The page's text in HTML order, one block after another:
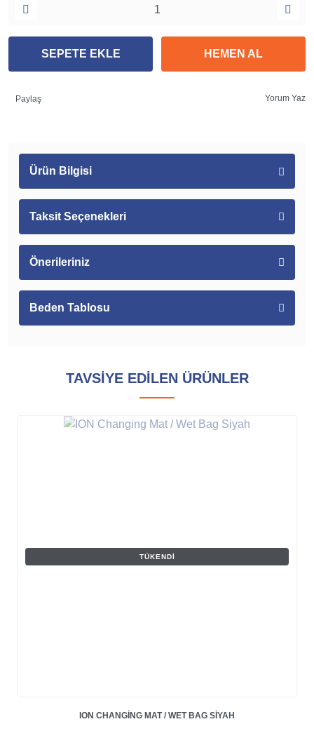
SEPETE EKLE HEMEN AL
Paylaş Yorum Yaz
Ürün Bilgisi
Taksit Seçenekleri
Önerileriniz
Beden Tablosu
TAVSİYE EDİLEN ÜRÜNLER
TÜKENDI
ION CHANGING MAT / WET BAG SIYAH